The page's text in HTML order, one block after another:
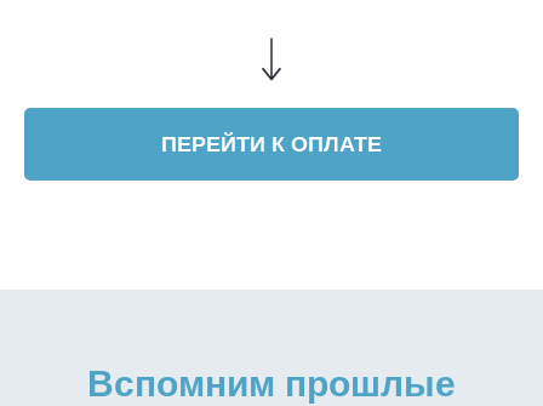
ПЕРЕЙТИ К ОПЛАТЕ
Вспомним прошлые